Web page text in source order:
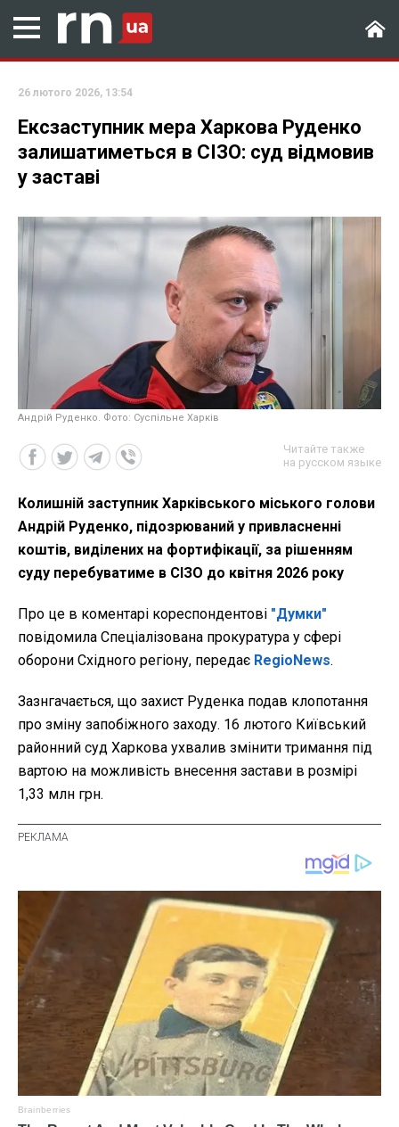
26 лютого 2026, 13:54
Ексзаступник мера Харкова Руденко
залишатиметься в СІЗО: суд відмовив
у заставі
Андрій Руденко. Фото: Суспільне Харків
Читайте также
на русском языке
Колишній заступник Харківського міського голови
Андрій Руденко, підозрюваний у привласненні
коштів, виділених на фортифікації, за рішенням
суду перебуватиме в СІЗО до квітня 2026 року
Про це в коментарі кореспондентові "Думки"
повідомила Спеціалізована прокуратура у сфері
оборони Східного регіону, передає RegioNews.
Зазнгачається, що захист Руденка подав клопотання
про зміну запобіжного заходу. 16 лютого Київський
районний суд Харкова ухвалив змінити тримання під
вартою на можливість внесення застави в розмірі
1,33 млн грн.